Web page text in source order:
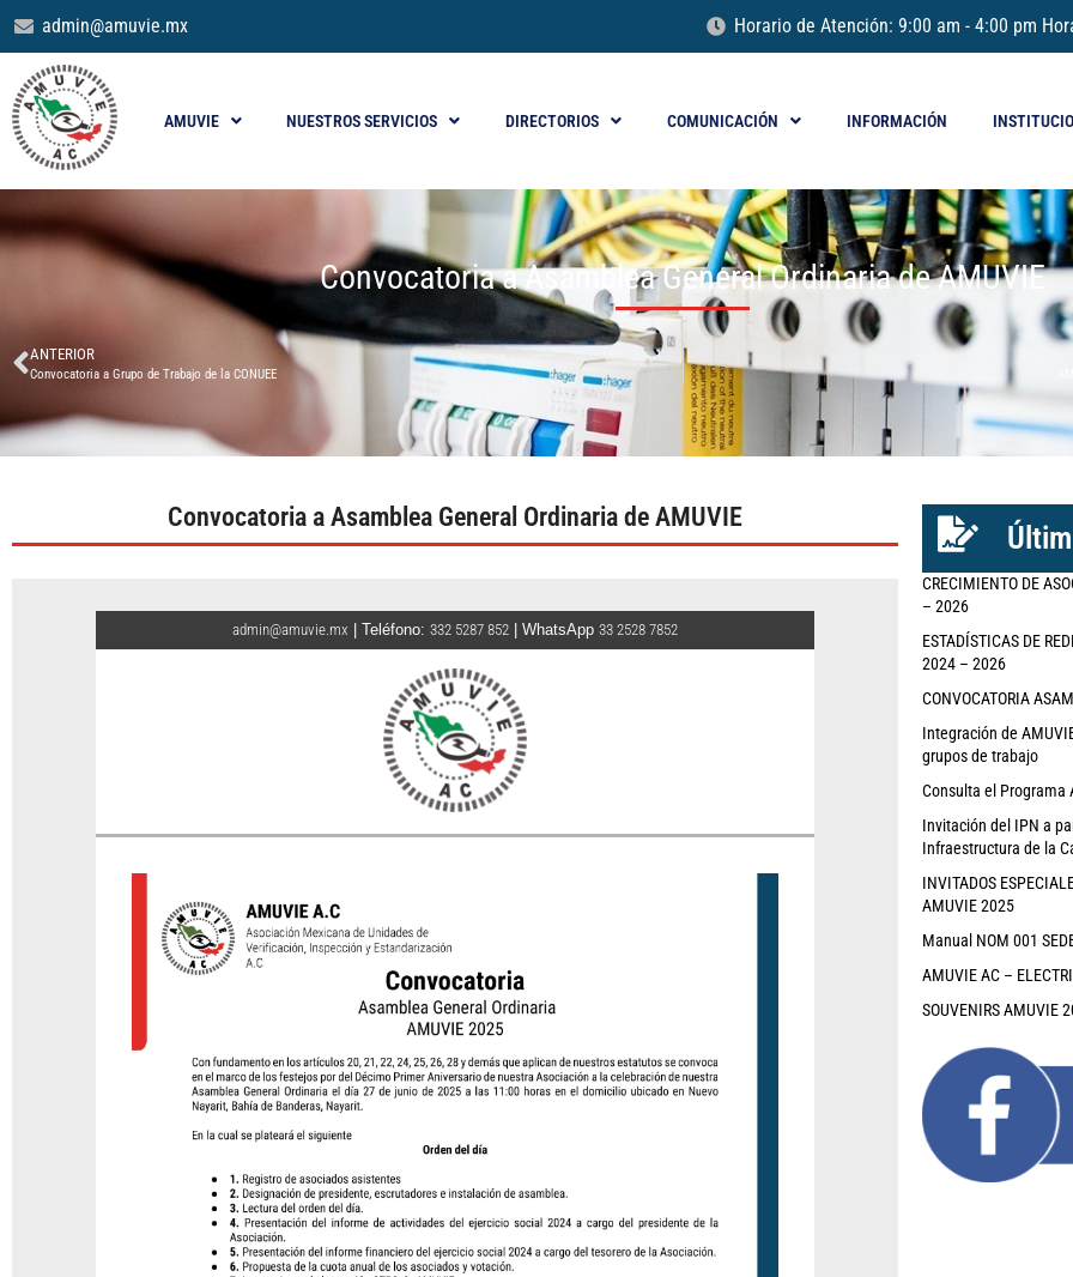
admin@amuvie.mx Horario de Atención: 9:00 am - 4:00 pm
AMUVIE NUESTROS SERVICIOS DIRECTORIOS COMUNICACIÓN INFORMACIÓN
Convocatoria a Asamblea General Ordinaria de AMUVIE
ANTERIOR
Convocatoria a Grupo de Trabajo de la CONUEE
Convocatoria a Asamblea General Ordinaria de AMUVIE
admin@amuvie.mx | Teléfono: 332 5287 852| WhatsApp 33 2528 7852
CRECIMIENTO DE
– 2026
ESTADÍSTICAS DE
2024 – 2026
CONVOCATORIA
Integración de
grupos de trabajo
Consulta el Programa
Invitación del IPN a
Infraestructura de la
INVITADOS
AMUVIE 2025
Manual NOM 001
AMUVIE AC –
SOUVENIRS AMUVIE